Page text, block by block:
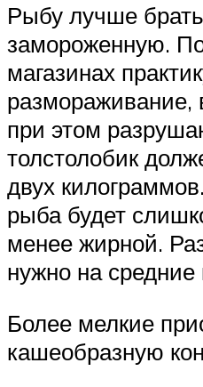
Рыбу лучше
замороженную.
магазинах
размораживание,
при этом
толстолобик
двух
рыба будет
менее жирной.
нужно на средние
Более мелкие
кашеобразную